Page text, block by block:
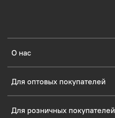
О нас
Для оптовых покупателей
Для розничных покупателей